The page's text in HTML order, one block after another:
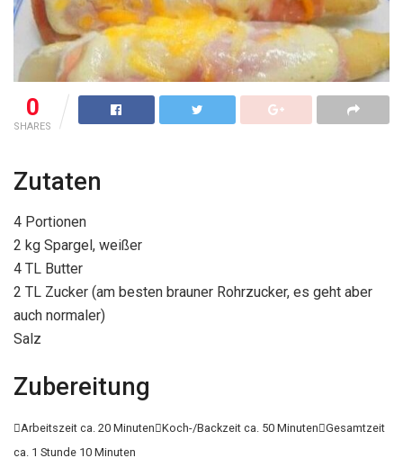
0
SHARES
Zutaten
4 Portionen
2 kg Spargel, weißer
4 TL Butter
2 TL Zucker (am besten brauner Rohrzucker, es geht aber
auch normaler)
Salz
Zubereitung
Arbeitszeit ca. 20 MinutenKoch-/Backzeit ca. 50 MinutenGesamtzeit
ca. 1 Stunde 10 Minuten